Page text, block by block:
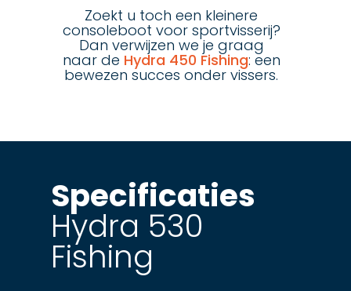
Zoekt u toch een kleinere
consoleboot voor sportvisserij?
Dan verwijzen we je graag
naar de Hydra 450 Fishing: een
bewezen succes onder vissers.
Specificaties
Hydra 530
Fishing